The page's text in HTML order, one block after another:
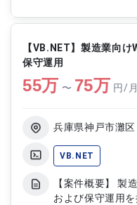
システム運用を支援
容】 ・品質管理
運用保守対応 ・
囲の分析 ・機能
作成 ・VB.NET、
修および機能追
合テストの実施
種ドキュメント
【VB.NET】製造業向け
保守運用
55万 〜 75万 円/月
兵庫県神戸市灘
VB.NET
【案件概要】 製
および保守運用